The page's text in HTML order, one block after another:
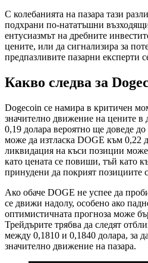
С колебанията на пазара тази
подхрани по-нататъшни
ентусиазмът на дребните
цените, или да сигнализира за
предпазливите пазарни експерти
Какво следва за
Dogecoin се намира в критичен
значително движение на цените
0,19 долара вероятно ще доведе
може да изтласка DOGE към 0,22
ликвидация на къси позиции
като цената се повиши, тъй като
принудени да покрият позициите
Ако обаче DOGE не успее да
се движи надолу, особено ако
оптимистичната прогноза може
Трейдърите трябва да следят
между 0,1810 и 0,1840 долара, за
значително движение на пазара.